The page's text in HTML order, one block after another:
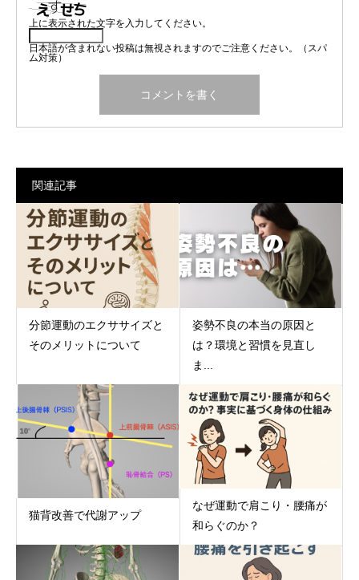
上に表示された文字を入力してください。
日本語が含まれない投稿は無視されますのでご注意ください。（スパ
ム対策）
関連記事
分節運動のエクササイズと
そのメリットについて
姿勢不良の本当の原因と
は？環境と習慣を見直し
ま...
猫背改善で代謝アップ
なぜ運動で肩こり・腰痛が
和らぐのか？